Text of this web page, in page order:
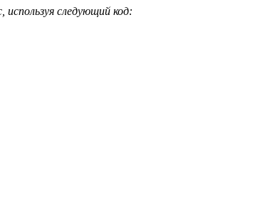
следующий код: